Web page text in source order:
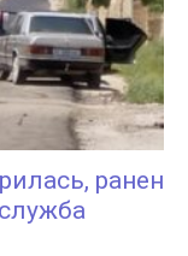
ранен